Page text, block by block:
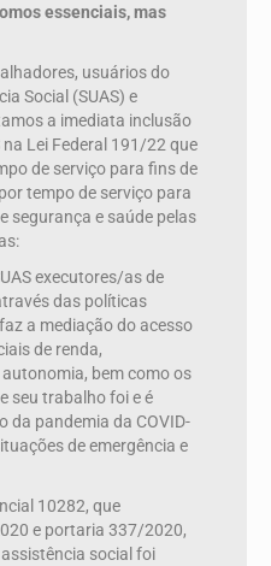
essenciais, mas
usuários do
Social (SUAS) e
a imediata inclusão
Lei Federal 191/22 que
de serviço para fins de
tempo de serviço para
segurança e saúde pelas
executores/as de
das políticas
a mediação do acesso
de renda,
bem como os
seu trabalho foi e é
da pandemia da COVID-
de emergência e
10282, que
e portaria 337/2020,
social foi